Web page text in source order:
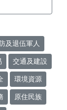
及退伍軍人
交通及建設
環境資源
原住民族